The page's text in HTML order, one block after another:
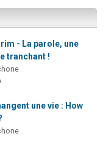
- La parole, une
tranchant !
une vie : How